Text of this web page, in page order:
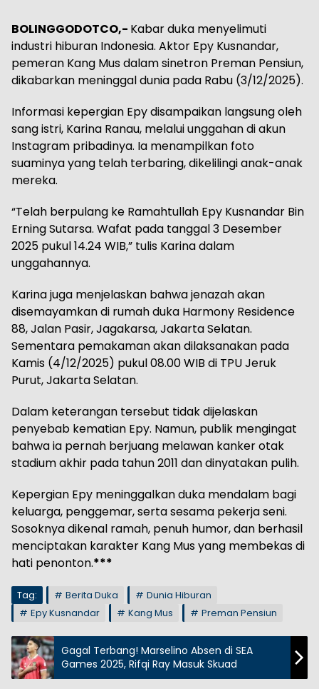
BOLINGGODOTCO,- Kabar duka menyelimuti
industri hiburan Indonesia. Aktor Epy Kusnandar,
pemeran Kang Mus dalam sinetron Preman Pensiun,
dikabarkan meninggal dunia pada Rabu (3/12/2025).
Informasi kepergian Epy disampaikan langsung oleh
sang istri, Karina Ranau, melalui unggahan di akun
Instagram pribadinya. Ia menampilkan foto
suaminya yang telah terbaring, dikelilingi anak-anak
mereka.
“Telah berpulang ke Ramahtullah Epy Kusnandar Bin
Erning Sutarsa. Wafat pada tanggal 3 Desember
2025 pukul 14.24 WIB,” tulis Karina dalam
unggahannya.
Karina juga menjelaskan bahwa jenazah akan
disemayamkan di rumah duka Harmony Residence
88, Jalan Pasir, Jagakarsa, Jakarta Selatan.
Sementara pemakaman akan dilaksanakan pada
Kamis (4/12/2025) pukul 08.00 WIB di TPU Jeruk
Purut, Jakarta Selatan.
Dalam keterangan tersebut tidak dijelaskan
penyebab kematian Epy. Namun, publik mengingat
bahwa ia pernah berjuang melawan kanker otak
stadium akhir pada tahun 2011 dan dinyatakan pulih.
Kepergian Epy meninggalkan duka mendalam bagi
keluarga, penggemar, serta sesama pekerja seni.
Sosoknya dikenal ramah, penuh humor, dan berhasil
menciptakan karakter Kang Mus yang membekas di
hati penonton.***
Tag: Berita Duka
Dunia Hiburan
Epy Kusnandar
Kang Mus Preman Pensiun
Gagal Terbang! Marselino Absen di SEA
Games 2025, Rifqi Ray Masuk Skuad